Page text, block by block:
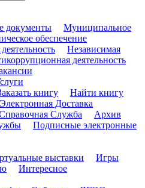
документы
Муниципальное
обеспечение
Независимая
деятельность
книгу
Найти книгу
Электронная Доставка
Служба
Архив
Подписные электронные
выставки
Игры
Интересное